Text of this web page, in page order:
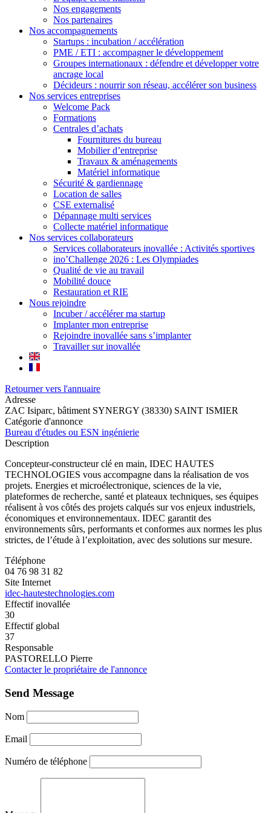
Nos engagements
Nos partenaires
Nos accompagnements
Startups : incubation / accélération
PME / ETI : accompagner le développement
Groupes internationaux : défendre et développer votre
ancrage local
Décideurs : nourrir son réseau, accélérer son business
Nos services entreprises
Welcome Pack
Formations
Centrales d’achats
Fournitures du bureau
Mobilier d’entreprise
Travaux & aménagements
Matériel informatique
Sécurité & gardiennage
Location de salles
CSE externalisé
Dépannage multi services
Collecte matériel informatique
Nos services collaborateurs
Services collaborateurs inovallée : Activités sportives
ino’Challenge 2026 : Les Olympiades
Qualité de vie au travail
Mobilité douce
Restauration et RIE
Nous rejoindre
Incuber / accélérer ma startup
Implanter mon entreprise
Rejoindre inovallée sans s’implanter
Travailler sur inovallée
Retourner vers l'annuaire
Adresse
ZAC Isiparc, bâtiment SYNERGY (38330) SAINT ISMIER
Catégorie d'annonce
Bureau d'études ou ESN ingénierie
Description
Concepteur-constructeur clé en main, IDEC HAUTES
TECHNOLOGIES vous accompagne dans la réalisation de vos
projets. Energies et microélectronique, sciences de la vie,
plateformes de recherche, santé et plateaux techniques, ses équipes
réalisent à vos côtés des projets calqués sur vos enjeux industriels,
économiques et environnementaux. IDEC garantit des
environnements sûrs, performants et conformes aux normes les plus
strictes, de l’étude à l’exploitation, avec des solutions sur mesure.
Téléphone
04 76 98 31 82
Site Internet
idec-hautestechnologies.com
Effectif inovallée
30
Effectif global
37
Responsable
PASTORELLO Pierre
Contacter le propriétaire de l'annonce
Send Message
Nom
Email
Numéro de téléphone